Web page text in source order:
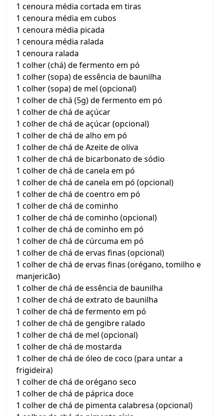
1 cenoura média cortada em tiras
1 cenoura média em cubos
1 cenoura média picada
1 cenoura média ralada
1 cenoura ralada
1 colher (chá) de fermento em pó
1 colher (sopa) de essência de baunilha
1 colher (sopa) de mel (opcional)
1 colher de chá (5g) de fermento em pó
1 colher de chá de açúcar
1 colher de chá de açúcar (opcional)
1 colher de chá de alho em pó
1 colher de chá de Azeite de oliva
1 colher de chá de bicarbonato de sódio
1 colher de chá de canela em pó
1 colher de chá de canela em pó (opcional)
1 colher de chá de coentro em pó
1 colher de chá de cominho
1 colher de chá de cominho (opcional)
1 colher de chá de cominho em pó
1 colher de chá de cúrcuma em pó
1 colher de chá de ervas finas (opcional)
1 colher de chá de ervas finas (orégano, tomilho e
manjericão)
1 colher de chá de essência de baunilha
1 colher de chá de extrato de baunilha
1 colher de chá de fermento em pó
1 colher de chá de gengibre ralado
1 colher de chá de mel (opcional)
1 colher de chá de mostarda
1 colher de chá de óleo de coco (para untar a
frigideira)
1 colher de chá de orégano seco
1 colher de chá de páprica doce
1 colher de chá de pimenta calabresa (opcional)